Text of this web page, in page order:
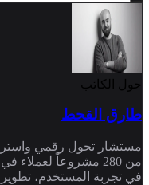
حول الكاتب
طارق القحط
من 280 مشروعاً
في تجربة المستخدم، تطوير